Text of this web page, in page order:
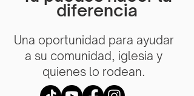
diferencia
Una oportunidad para ayudar
a su comunidad, iglesia y
quienes lo rodean.